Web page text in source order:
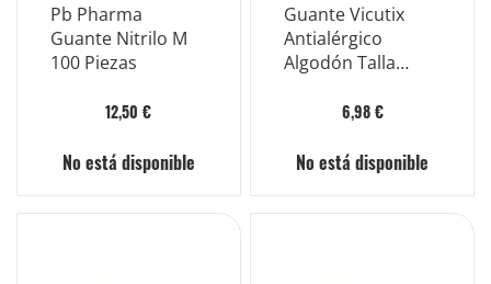
Pb Pharma
Guante Nitrilo M
100 Piezas
12,50 €
No está disponible
Guante Vicutix
Antialérgico
Algodón Talla
6,98 €
No está disponible